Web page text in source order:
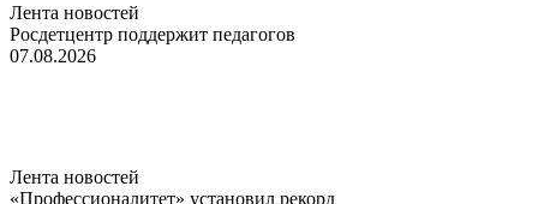
Лента новостей
Росдетцентр поддержит педагогов
07.08.2026
Лента новостей
«Профессионалитет» установил рекорд